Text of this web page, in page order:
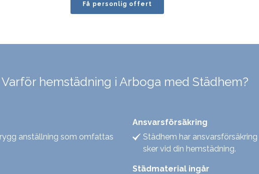
Få personlig offert
Varför hemstädning i Arboga med Städhem?
anställning som omfattas
Ansvarsförsäkring
Städhem har
sker vid din hemstädning.
Städmaterial ingår